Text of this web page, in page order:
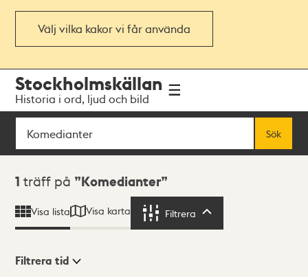
Välj vilka kakor vi får använda
navigationen
huvudinnehållet
Stockholmskällan
Historia i ord, ljud och bild
Sök
Sök
Sökresultat
1 träff på Komedianter
Visa lista Visa karta Filtrera
Filtrera tid